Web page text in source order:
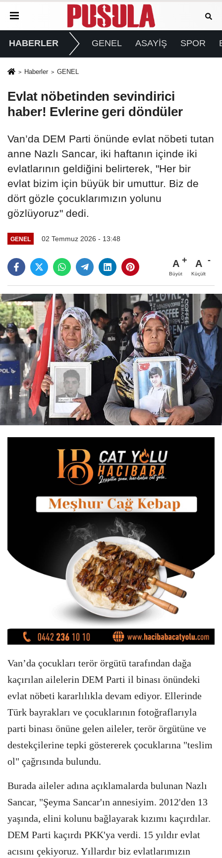
HABERLER GENEL ASAYİŞ SPOR
Haberler GENEL
Evlat nöbetinden sevindirici
haber! Evlerine geri döndüler
Van’da DEM Parti önünde evlat nöbeti tutan
anne Nazlı Sancar, iki haftanın içinde iki
evlatlarının geldiğini belirterek, "Her bir
evlat bizim için büyük bir umuttur. Biz de
dört gözle çocuklarımızın yolunu
gözlüyoruz" dedi.
GENEL 02 Temmuz 2026 - 13:48
A
Büyüt
A
Küçült
Van’da çocukları terör örgütü tarafından dağa
kaçırılan ailelerin DEM Parti il binası önündeki
evlat nöbeti kararlılıkla devam ediyor. Ellerinde
Türk bayrakları ve çocuklarının fotoğraflarıyla
parti binası önüne gelen aileler, terör örgütüne ve
destekçilerine tepki göstererek çocuklarına "teslim
ol" çağrısında bulundu.
Burada aileler adına açıklamalarda bulunan Nazlı
Sancar, "Şeyma Sancar'ın annesiyim. 2012'den 13
yaşında, elini kolunu bağlayarak kızımı kaçırdılar.
DEM Parti kaçırdı PKK'ya verdi. 15 yıldır evlat
acısını çekiyoruz. Yıllardır biz evlatlarımızın